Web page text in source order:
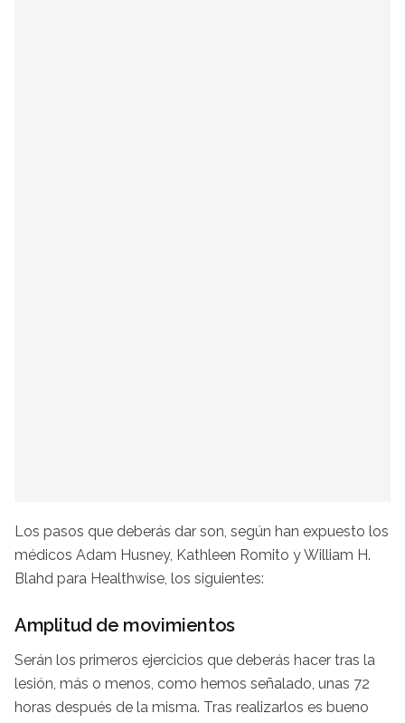
Los pasos que deberás dar son, según han expuesto los
médicos Adam Husney, Kathleen Romito y William H.
Blahd para Healthwise, los siguientes:
Amplitud de movimientos
Serán los primeros ejercicios que deberás hacer tras la
lesión, más o menos, como hemos señalado, unas 72
horas después de la misma. Tras realizarlos es bueno